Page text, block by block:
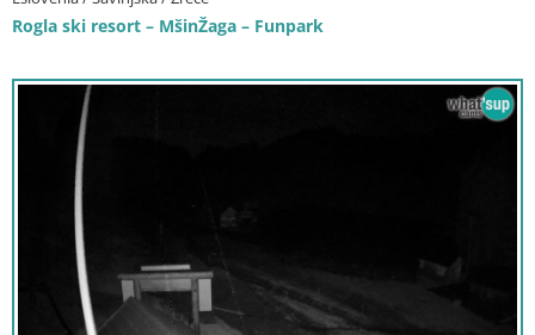
Rogla ski resort – MšinŽaga – Funpark